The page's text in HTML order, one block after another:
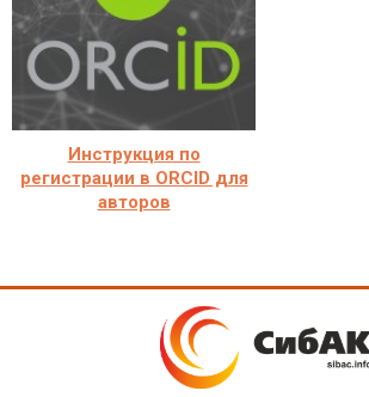
Инструкция по
регистрации в ORCID для
авторов